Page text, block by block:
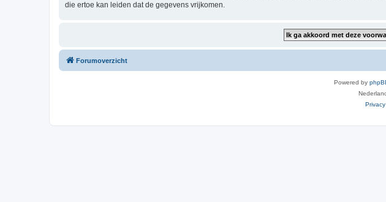
die ertoe kan leiden dat de gegevens vrijkomen.
Forumoverzicht
Powered by
Privacy